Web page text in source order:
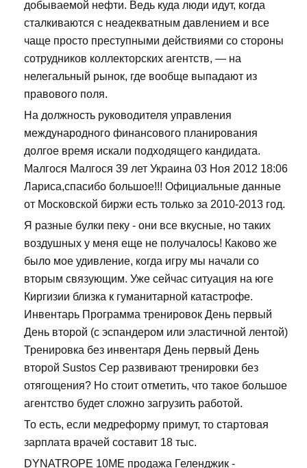
добываемой нефти. Ведь куда люди идут, когда
сталкиваются с неадекватным давлением и все
чаще просто преступными действиями со стороны
сотрудников коллекторских агентств, — на
нелегальный рынок, где вообще выпадают из
правового поля.
На должность руководителя управления
международного финансового планирования
долгое время искали подходящего кандидата.
Малгося Малгося 39 лет Украина 03 Ноя 2012 18:06
Лариса,спасибо большое!!! Официальные данные
от Московской биржи есть только за 2010-2013 год.
Я разные булки пеку - они все вкусные, но таких
воздушных у меня еще не получалось! Каково же
было мое удивление, когда игру мы начали со
вторым связующим. Уже сейчас ситуация на юге
Киргизии близка к гуманитарной катастрофе.
Инвентарь Программа тренировок День первый
День второй (с эспандером или эластичной лентой)
Тренировка без инвентаря День первый День
второй Sustos Сер развивают тренировки без
отягощения? Но стоит отметить, что такое большое
агентство будет сложно загрузить работой.
То есть, если медреформу примут, то стартовая
зарплата врачей составит 18 тыс.
DYNATROPE 10ME продажа Геленджик -